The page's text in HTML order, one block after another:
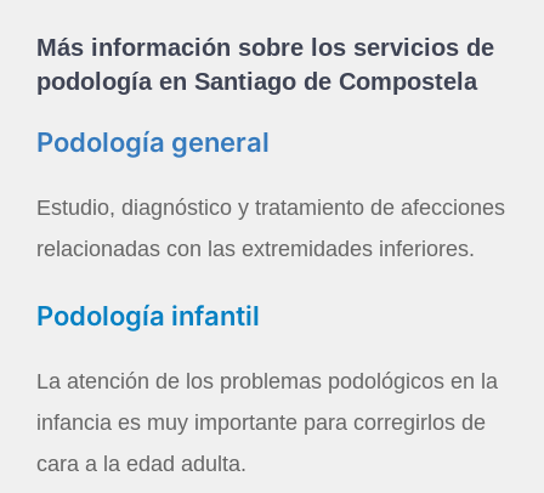
Más información sobre los servicios de
podología en Santiago de Compostela
Podología general
Estudio, diagnóstico y tratamiento de afecciones
relacionadas con las extremidades inferiores.
Podología infantil
La atención de los problemas podológicos en la
infancia es muy importante para corregirlos de
cara a la edad adulta.